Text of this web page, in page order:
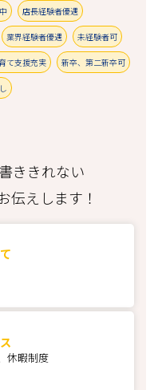
店長経験者優遇
業界経験者優遇 未経験者可
て支援充実 新卒、第二新卒可
ききれない
伝えします！
休暇制度